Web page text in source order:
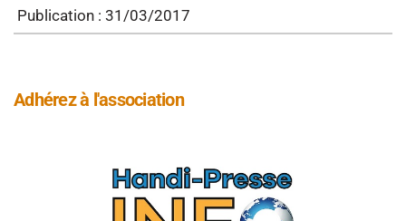
Publication : 31/03/2017
Adhérez à l'association